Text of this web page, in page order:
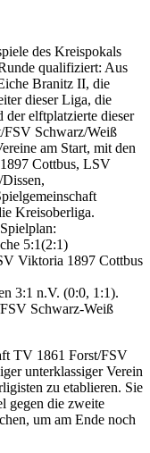
des Kreispokals
qualifiziert: Aus
Branitz II, die
dieser Liga, die
der elftplatzierte dieser
FSV Schwarz/Weiß
am Start, mit den
Cottbus, LSV
Kreisoberliga.
5:1(2:1)
Viktoria 1897 Cottbus
3:1 n.V. (0:0, 1:1).
Schwarz-Weiß
TV 1861 Forst/FSV
unterklassiger Verein
zu etablieren. Sie
gegen die zweite
um am Ende noch